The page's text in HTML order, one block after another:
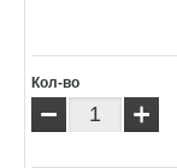
Кол-во
− +